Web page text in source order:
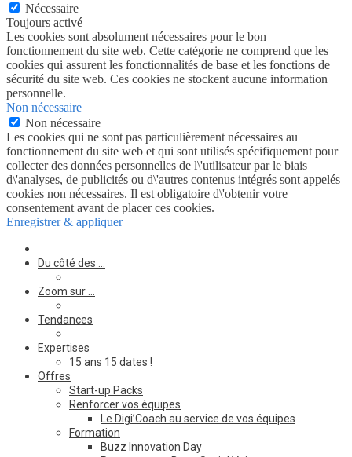
Nécessaire
Toujours activé
Les cookies sont absolument nécessaires pour le bon
fonctionnement du site web. Cette catégorie ne comprend que les
cookies qui assurent les fonctionnalités de base et les fonctions de
sécurité du site web. Ces cookies ne stockent aucune information
personnelle.
Non nécessaire
Non nécessaire
Les cookies qui ne sont pas particulièrement nécessaires au
fonctionnement du site web et qui sont utilisés spécifiquement pour
collecter des données personnelles de l\'utilisateur par le biais
d\'analyses, de publicités ou d\'autres contenus intégrés sont appelés
cookies non nécessaires. Il est obligatoire d\'obtenir votre
consentement avant de placer ces cookies.
Enregistrer & appliquer
Du côté des …
Zoom sur …
Tendances
Expertises
15 ans 15 dates !
Offres
Start-up Packs
Renforcer vos équipes
Le Digi’Coach au service de vos équipes
Formation
Buzz Innovation Day